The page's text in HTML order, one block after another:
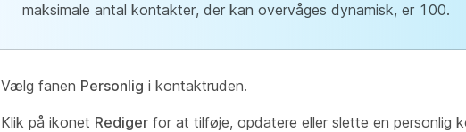
maksimale antal kontakter, der kan overvåges dynamisk, er 100.
Vælg fanen Personlig i kontaktruden.
Klik på ikonet Rediger for at tilføje, opdatere eller slette en personlig